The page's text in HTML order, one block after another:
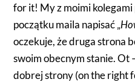
for it! My z moimi kolegami
początku maila napisać „
oczekuje, że druga strona
swoim obecnym stanie. Ot
dobrej strony (on the right